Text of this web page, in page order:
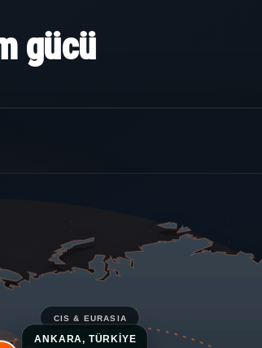
gücü
CIS & EURASIA
ANKARA, TÜRKİYE